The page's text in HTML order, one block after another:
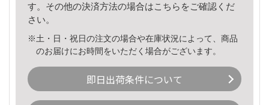
す。その他の決済方法の場合はこちら をご確認くだ
さい。
※土・日・祝日の注文の場合や在庫状況によって、商品
のお届けにお時間をいただく場合がございます。
即日出荷条件について